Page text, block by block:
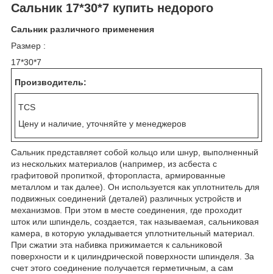
Сальник 17*30*7 купить недорого
Сальник различного применения
Размер :
17*30*7
Производитель:
TCS
Цену и наличие, уточняйте у менеджеров
Сальник представляет собой кольцо или шнур, выполненный
из нескольких материалов (например, из асбеста с
графитовой пропиткой, фторопласта, армированные
металлом и так далее). Он используется как уплотнитель для
подвижных соединений (деталей) различных устройств и
механизмов. При этом в месте соединения, где проходит
шток или шпиндель, создается, так называемая, сальниковая
камера, в которую укладывается уплотнительный материал.
При сжатии эта набивка прижимается к сальниковой
поверхности и к цилиндрической поверхности шпинделя. За
счет этого соединение получается герметичным, а сам